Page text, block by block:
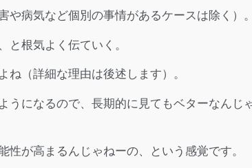
病気など個別の事情があるケースは除く）。
根気よく伝ていく。
（詳細な理由は後述します）。
うになるので、長期的に見てもベターなんじ
が高まるんじゃねーの、という感覚です。